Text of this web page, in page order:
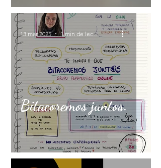
Bitacoremos juntos.
13 mar 2025 1 min de lectura